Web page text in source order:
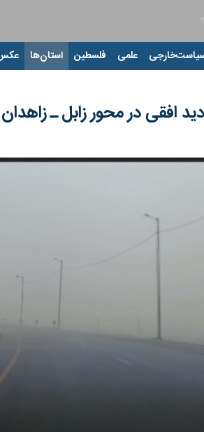
علمی فلسطین استان‌ها
افقی در محور زابل ـ